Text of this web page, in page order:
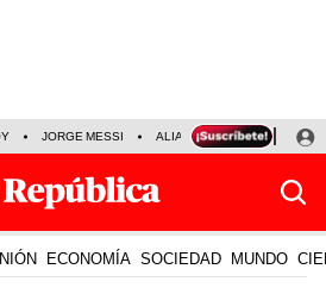
JORGE MESSI ALIANZA LIMA VS SPORT
ECONOMÍA SOCIEDAD MUNDO